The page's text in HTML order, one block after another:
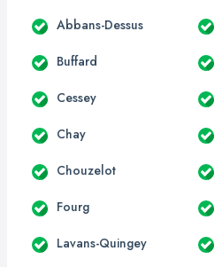
Abbans-Dessus
Buffard
Cessey
Chay
Chouzelot
Fourg
Lavans-Quingey